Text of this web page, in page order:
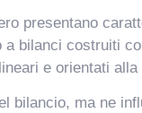
presentano
bilanci costruiti
e orientati
bilancio, ma ne